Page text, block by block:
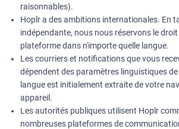
raisonnables).
Hoplr a des ambitions internationales. En
indépendante, nous nous réservons le
plateforme dans n'importe quelle langue.
Les courriers et notifications que vous
dépendent des paramètres linguistiques
langue est initialement extraite de votre
appareil.
Les autorités publiques utilisent Hoplr
nombreuses plateformes de